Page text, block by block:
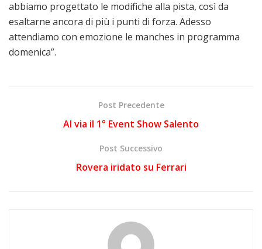
abbiamo progettato le modifiche alla pista, così da
esaltarne ancora di più i punti di forza. Adesso
attendiamo con emozione le manches in programma
domenica”.
Post Precedente
Al via il 1° Event Show Salento
Post Successivo
Rovera iridato su Ferrari